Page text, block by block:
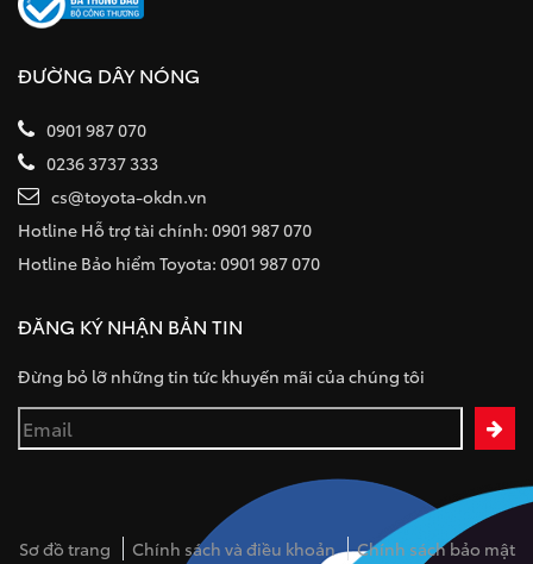
ĐƯỜNG DÂY NÓNG
0901 987 070
0236 3737 333
cs@toyota-okdn.vn
Hotline Hỗ trợ tài chính: 0901 987 070
Hotline Bảo hiểm Toyota: 0901 987 070
ĐĂNG KÝ NHẬN BẢN TIN
Đừng bỏ lỡ những tin tức khuyến mãi của chúng tôi
Sơ đồ trang Chính sách và điều khoản
Chính sách bảo mật